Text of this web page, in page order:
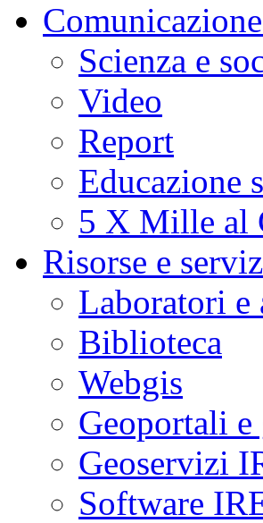
Scienza e
Video
Report
Educazione
5 X Mille al
Risorse e
Laboratori e
Biblioteca
Webgis
Geoportali
Geoservizi
Software